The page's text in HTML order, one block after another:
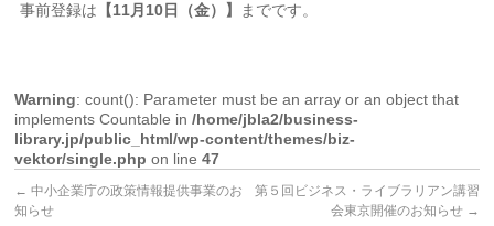
事前登録は 【11月10日（金）】 までです。
Warning: count(): Parameter must be an array or an object that
implements Countable in/home/jbla2/business-
library.jp/public_html/wp-content/themes/biz-
vektor/single.php on line47
← 中小企業庁の政策情報提供事業のお
知らせ
第５回ビジネス・ライブラリアン講習
会東京開催のお知らせ →